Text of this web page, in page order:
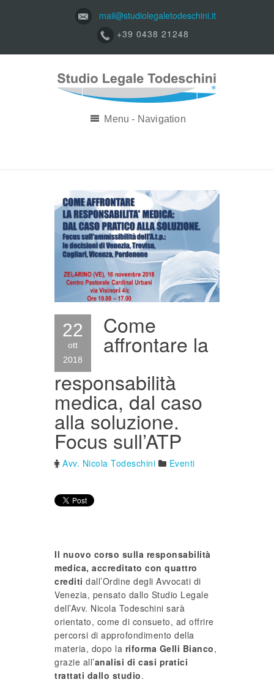
mail@studiolegaletodeschini.it
+39 0438 21248
Menu - Navigation
22
ott
2018
Come
affrontare la
responsabilità
medica, dal caso
alla soluzione.
Focus sull’ATP
Avv. Nicola Todeschini Eventi
Il nuovo corso sulla responsabilità
medica, accreditato con quattro
crediti dall’Ordine degli Avvocati di
Venezia, pensato dallo Studio Legale
dell’Avv. Nicola Todeschini sarà
orientato, come di consueto, ad offrire
percorsi di approfondimento della
materia, dopo la riforma Gelli Bianco,
grazie all’analisi di casi pratici
trattati dallo studio.